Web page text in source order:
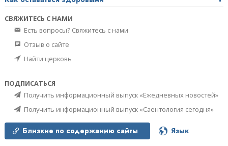
СВЯЖИТЕСЬ С НАМИ
Есть вопросы? Свяжитесь с нами
Отзыв о сайте
Найти церковь
ПОДПИСАТЬСЯ
Получить информационный выпуск «Ежедневных новостей»
Получить информационный выпуск «Саентология сегодня»
Близкие по содержанию сайты Язык